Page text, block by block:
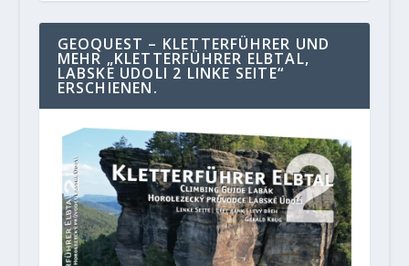
GEOQUEST – KLETTERFÜHRER UND
MEHR „KLETTERFÜHRER ELBTAL,
LABSKE UDOLI 2 LINKE SEITE“
ERSCHIENEN.